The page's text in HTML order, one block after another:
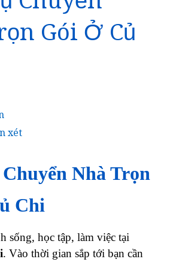
Gói Ở Củ
xét
Nhà Trọn
Chi
sống, học tập, làm việc tại
. Vào thời gian sắp tới bạn cần